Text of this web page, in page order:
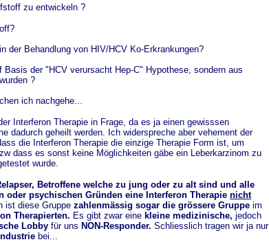
zu entwickeln ?
der Behandlung von HIV/HCV Ko-Erkrankungen?
der "HCV verursacht Hep-C" Hypothese, sondern aus
?
ich nachgehe...
Interferon Therapie in Frage, da es ja einen gewisssen
dadurch geheilt werden. Ich widerspreche aber vehement der
die Interferon Therapie die einzige Therapie Form ist, um
dass es sonst keine Möglichkeiten gäbe ein Leberkarzinom zu
wurde.
Betroffene welche zu jung oder zu alt sind und alle
oder psychischen Gründen eine Interferon Therapie nicht
ist diese Gruppe zahlenmässig sogar die grössere Gruppe im
Therapierten. Es gibt zwar eine kleine medizinische, jedoch
Lobby für uns NON-Responder. Schliesslich tragen wir ja nur
bei...